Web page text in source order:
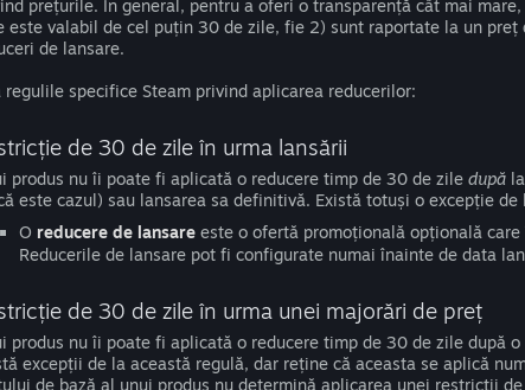
prețurile. În general, pentru a oferi o transparență cât mai
este valabil de cel puțin 30 de zile, fie 2) sunt raportate la un preț
de lansare.
regulile specifice Steam privind aplicarea reducerilor:
de 30 de zile în urma lansării
produs nu îi poate fi aplicată o reducere timp de 30 de zile după
este cazul) sau lansarea sa definitivă. Există totuși o excepție de
O reducere de lansare este o ofertă promoțională opțională
Reducerile de lansare pot fi configurate numai înainte de data
de 30 de zile în urma unei majorări de preț
produs nu îi poate fi aplicată o reducere timp de 30 de zile după
excepții de la această regulă, dar reține că aceasta se aplică
de bază al unui produs nu determină aplicarea unei restricții